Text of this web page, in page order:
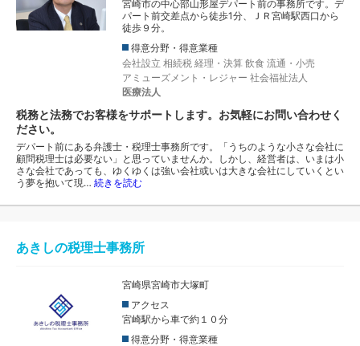
宮崎市の中心部山形屋デパート前の事務所です。デ
パート前交差点から徒歩1分、ＪＲ宮崎駅西口から
徒歩９分。
得意分野・得意業種
会社設立 相続税 経理・決算 飲食 流通・小売
アミューズメント・レジャー 社会福祉法人
医療法人
税務と法務でお客様をサポートします。お気軽にお問い合わせく
ださい。
デパート前にある弁護士・税理士事務所です。「うちのような小さな会社に
顧問税理士は必要ない」と思っていませんか。しかし、経営者は、いまは小
さな会社であっても、ゆくゆくは強い会社或いは大きな会社にしていくとい
う夢を抱いて現… 続きを読む
あきしの税理士事務所
宮崎県宮崎市大塚町
アクセス
宮崎駅から車で約１０分
得意分野・得意業種